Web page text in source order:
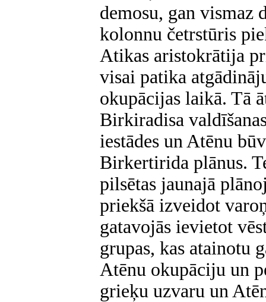
demosu, gan vismaz
kolonnu četrstūris
Atikas aristokrātija
visai patika
okupācijas laikā. Tā
Birkiradisa
iestādes un Atēnu
Birkertirida plānus.
pilsētas jaunajā
priekšā izveidot
gatavojās ievietot
grupas, kas atainotu
Atēnu okupāciju un
grieķu uzvaru un